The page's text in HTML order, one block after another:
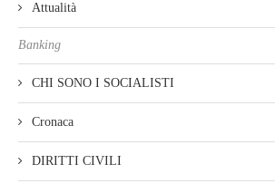
Attualità
Banking
CHI SONO I SOCIALISTI
Cronaca
DIRITTI CIVILI